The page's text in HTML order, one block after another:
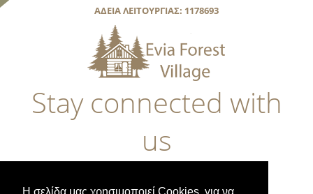
ΑΔΕΙΑ ΛΕΙΤΟΥΡΓΙΑΣ: 1178693
Stay connected with
us